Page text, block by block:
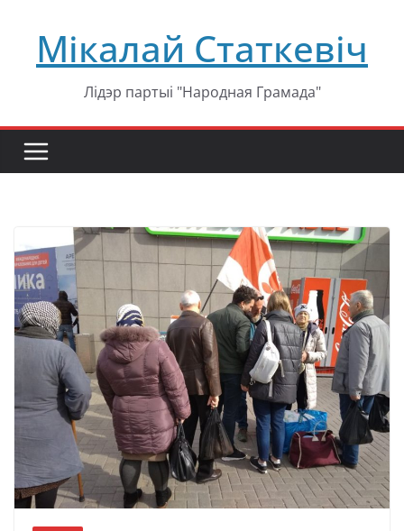
содержимому
Мікалай Статкевіч
Лідэр партыі "Народная Грамада"